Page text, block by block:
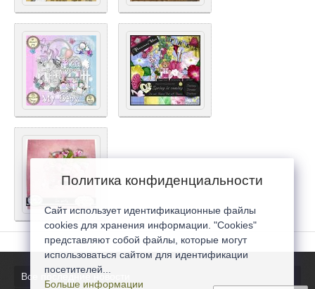
Все последние новости
Политика конфиденциальности
Сайт использует идентификационные файлы
cookies для хранения информации. "Cookies"
представляют собой файлы, которые могут
использоваться сайтом для идентификации
посетителей...
Больше информации